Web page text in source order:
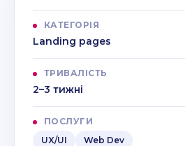
КАТЕГОРІЯ
Landing pages
ТРИВАЛІСТЬ
2–3 тижні
ПОСЛУГИ
UX/UI
Web Dev